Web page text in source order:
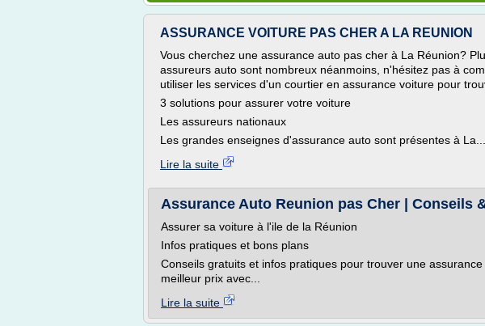
ASSURANCE VOITURE PAS CHER A LA REUNION
Vous cherchez une assurance auto pas cher à La Réunion?
assureurs auto sont nombreux néanmoins, n'hésitez pas à
utiliser les services d'un courtier en assurance voiture pour
3 solutions pour assurer votre voiture
Les assureurs nationaux
Les grandes enseignes d'assurance auto sont présentes à La...
Lire la suite
Assurance Auto Reunion pas Cher | Conseils
Assurer sa voiture à l'ile de la Réunion
Infos pratiques et bons plans
Conseils gratuits et infos pratiques pour trouver une
meilleur prix avec...
Lire la suite